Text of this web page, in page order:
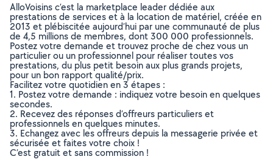
AlloVoisins c’est la marketplace leader dédiée aux
prestations de services et à la location de matériel, créée en
2013 et plébiscitée aujourd’hui par une communauté de plus
de 4,5 millions de membres, dont 300 000 professionnels.
Postez votre demande et trouvez proche de chez vous un
particulier ou un professionnel pour réaliser toutes vos
prestations, du plus petit besoin aux plus grands projets,
pour un bon rapport qualité/prix.
Facilitez votre quotidien en 3 étapes :
1. Postez votre demande : indiquez votre besoin en quelques
secondes.
2. Recevez des réponses d’offreurs particuliers et
professionnels en quelques minutes.
3. Echangez avec les offreurs depuis la messagerie privée et
sécurisée et faites votre choix !
C’est gratuit et sans commission !